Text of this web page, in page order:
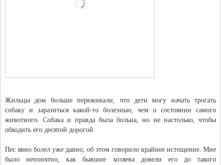
Жильцы дом больше переживали, что дети могу начать трогать
собаку и заразиться какой-то болезнью, чем о состоянии самого
животного. Собака и правда была больна, но не настолько, чтобы
обходить его десятой дорогой.
Пес явно болел уже давно, об этом говорило крайнее истощение. Мне
было непонятно, как бывшие хозяева довели его до такого